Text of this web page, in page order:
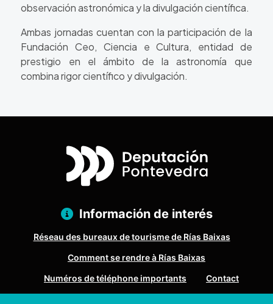
observación astronómica y la divulgación científica.
Ambas jornadas cuentan con la participación de la
Fundación Ceo, Ciencia e Cultura, entidad de
prestigio en el ámbito de la astronomía que
combina rigor científico y divulgación.
Información de interés
Réseau des bureaux de tourisme de Rías Baixas
Comment se rendre à Rías Baixas
Numéros de téléphone importants
Contact